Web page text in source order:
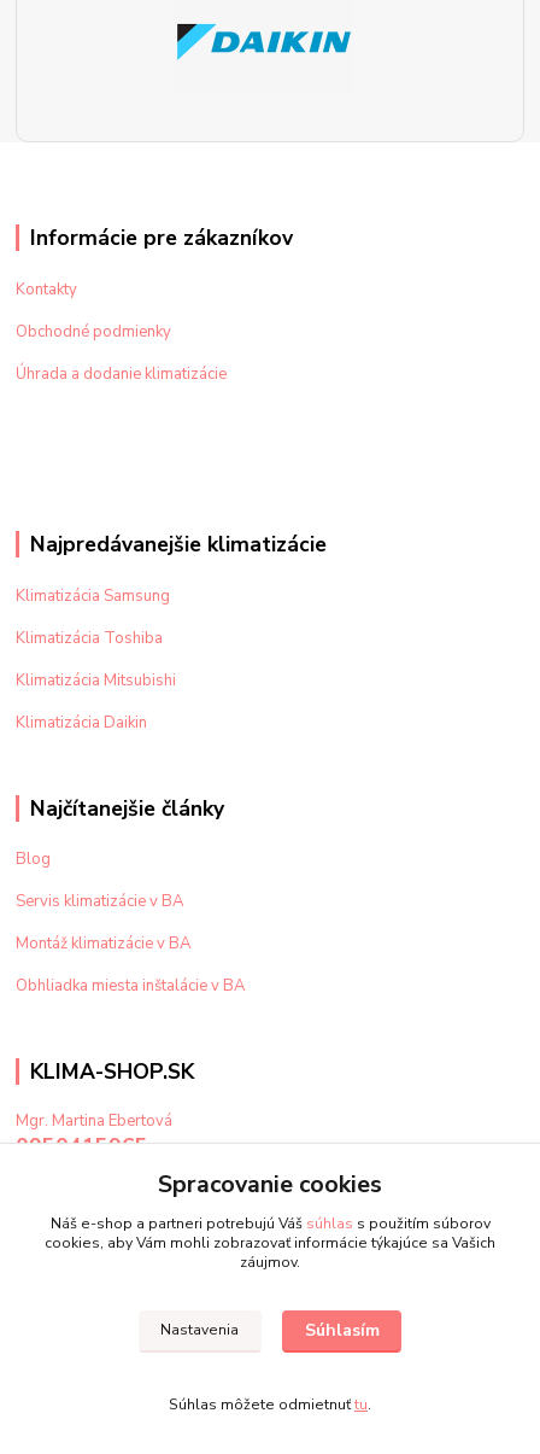
Informácie pre zákazníkov
Kontakty
Obchodné podmienky
Úhrada a dodanie klimatizácie
Najpredávanejšie klimatizácie
Klimatizácia Samsung
Klimatizácia Toshiba
Klimatizácia Mitsubishi
Klimatizácia Daikin
Najčítanejšie články
Blog
Servis klimatizácie v BA
Montáž klimatizácie v BA
Obhliadka miesta inštalácie v BA
KLIMA-SHOP.SK
Mgr. Martina Ebertová
0950415965
klima@klima-shop.sk
Upravit sběr cookies.
Spracovanie cookies
Náš e-shop a partneri potrebujú Váš súhlas s použitím súborov
cookies, aby Vám mohli zobrazovať informácie týkajúce sa Vašich
záujmov.
Nastavenia Súhlasím
Súhlas môžete odmietnuťtu.